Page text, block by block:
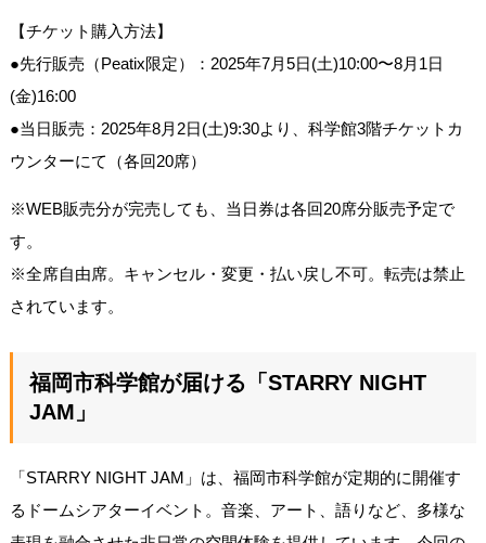
【チケット購入方法】
●先行販売（Peatix限定）：2025年7月5日(土)10:00〜8月1日
(金)16:00
●当日販売：2025年8月2日(土)9:30より、科学館3階チケットカ
ウンターにて（各回20席）
※WEB販売分が完売しても、当日券は各回20席分販売予定で
す。
※全席自由席。キャンセル・変更・払い戻し不可。転売は禁止
されています。
福岡市科学館が届ける「STARRY NIGHT
JAM」
「STARRY NIGHT JAM」は、福岡市科学館が定期的に開催す
るドームシアターイベント。音楽、アート、語りなど、多様な